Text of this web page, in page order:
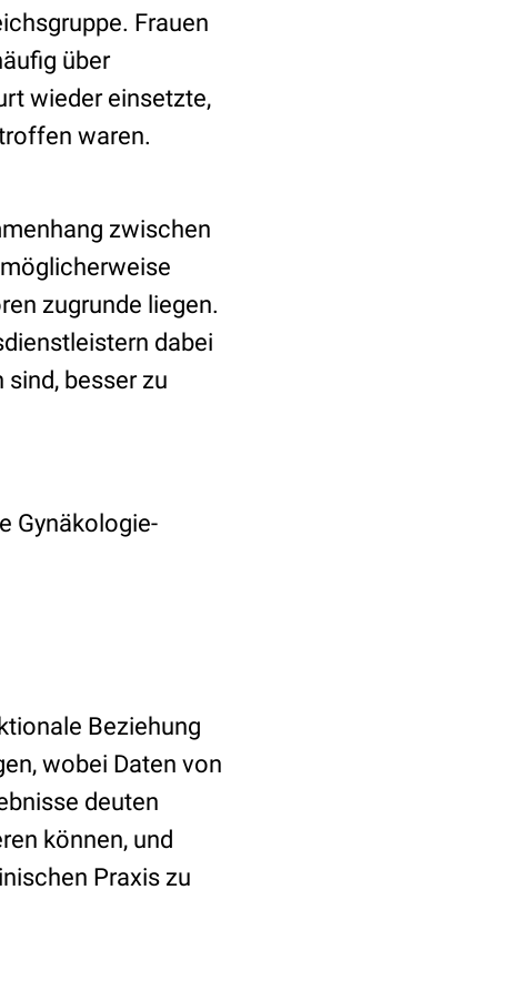
Frauen
über
wieder einsetzte,
waren.
zwischen
zugrunde liegen.
dabei
besser zu
Gynäkologie-
Beziehung
wobei Daten von
deuten
können, und
Praxis zu